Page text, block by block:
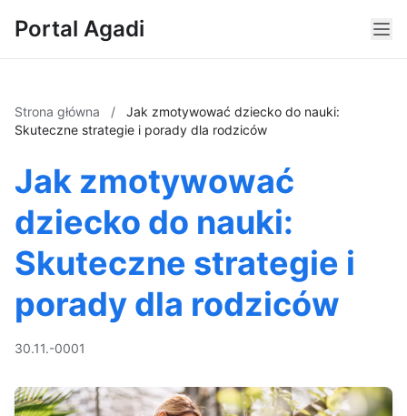
Portal Agadi
Strona główna /
Jak zmotywować dziecko do nauki:
Skuteczne strategie i porady dla rodziców
Jak zmotywować
dziecko do nauki:
Skuteczne strategie i
porady dla rodziców
30.11.-0001